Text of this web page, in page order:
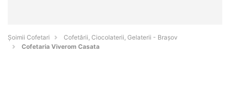
Șoimii Cofetari
Cofetării, Ciocolaterii, Gelaterii - Braşov
Cofetaria Viverom Casata